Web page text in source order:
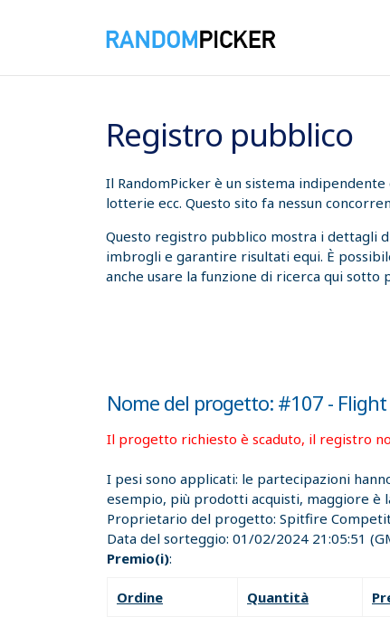
Registro pubblico
Il RandomPicker è un sistema
lotterie ecc. Questo sito fa nessun
Questo registro pubblico mostra i dettagli
imbrogli e garantire risultati equi. È
anche usare la funzione di ricerca qui
Nome del progetto: #107 -
Il progetto richiesto è scaduto, il registro
I pesi sono applicati: le partecipazioni
esempio, più prodotti acquisti, maggiore è
Proprietario del progetto: Spitfire
Data del sorteggio: 01/02/2024 21:05:51
Premio(i):
Ordine Quantità